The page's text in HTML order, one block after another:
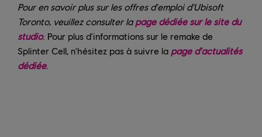
Pour en savoir plus sur les offres d'emploi d'Ubisoft
Toronto, veuillez consulter lapage dédiée sur le site du
studio. Pour plus d'informations sur le remake de
Splinter Cell, n'hésitez pas à suivre la page d'actualités
dédiée.